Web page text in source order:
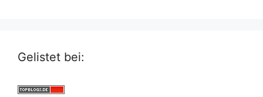
Gelistet bei: